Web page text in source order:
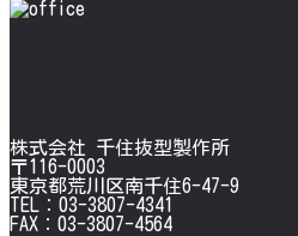
株式会社 千住抜型製作所
〒116-0003
東京都荒川区南千住6-47-9
TEL：03-3807-4341
FAX：03-3807-4564